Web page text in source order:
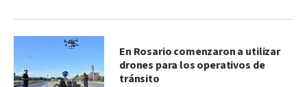
En Rosario comenzaron a utilizar
drones para los operativos de
tránsito